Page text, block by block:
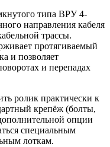
типа ВРУ 4-
направления кабеля
трассы.
протягиваемый
и позволяет
и перепадах
ролик практически к
крепёж (болты,
опции
специальным
лоткам.